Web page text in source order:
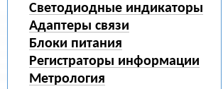
Светодиодные индикаторы
Адаптеры связи
Блоки питания
Регистраторы информации
Метрология